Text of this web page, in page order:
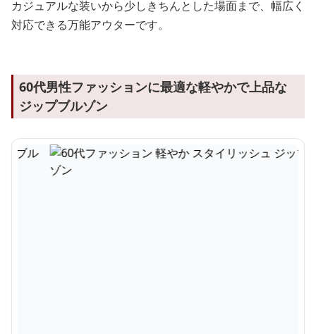
カジュアルな装いから少しきちんとした場面まで、幅広く
対応できる万能アウターです。
60代男性ファッションに最適な軽やかで上品な
ジップブルゾン